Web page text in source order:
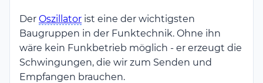
Der Oszillator ist eine der wichtigsten
Baugruppen in der Funktechnik. Ohne ihn
wäre kein Funkbetrieb möglich - er erzeugt die
Schwingungen, die wir zum Senden und
Empfangen brauchen.